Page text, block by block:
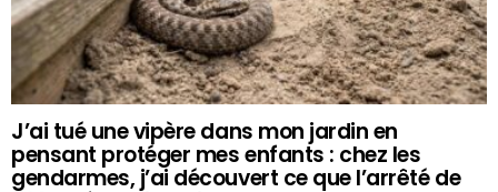
J’ai tué une vipère dans mon jardin en
pensant protéger mes enfants : chez les
gendarmes, j’ai découvert ce que l’arrêté de